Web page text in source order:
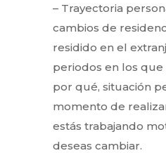
– Trayectoria
cambios de
residido en el
periodos en los que
por qué, situación
momento de
estás trabajando
deseas cambiar.